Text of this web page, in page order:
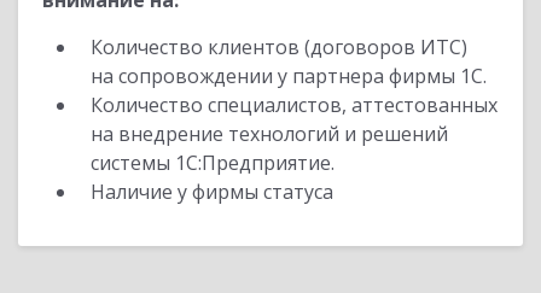
Количество клиентов (договоров ИТС)
на сопровождении у партнера фирмы 1С.
Количество специалистов, аттестованных
на внедрение технологий и решений
системы 1С:Предприятие.
Наличие у фирмы статуса